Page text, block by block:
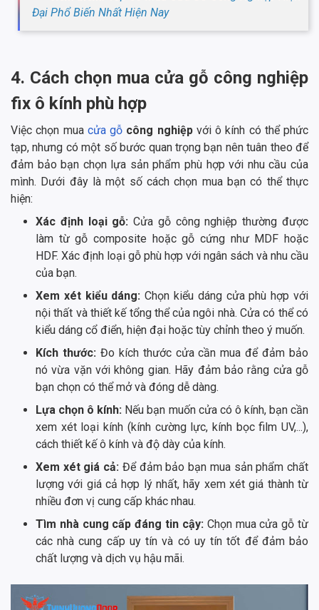
Đại Phổ Biến Nhất Hiện Nay
4. Cách chọn mua cửa gỗ công nghiệp
fix ô kính phù hợp
Việc chọn mua cửa gỗ công nghiệpvới ô kính có thể phức
tạp, nhưng có một số bước quan trọng bạn nên tuân theo để
đảm bảo bạn chọn lựa sản phẩm phù hợp với nhu cầu của
mình. Dưới đây là một số cách chọn mua bạn có thể thực
hiện:
Xác định loại gỗ:Cửa gỗ công nghiệp thường được
làm từ gỗ composite hoặc gỗ cứng như MDF hoặc
HDF. Xác định loại gỗ phù hợp với ngân sách và nhu cầu
của bạn.
Xem xét kiểu dáng:Chọn kiểu dáng cửa phù hợp với
nội thất và thiết kế tổng thể của ngôi nhà. Cửa có thể có
kiểu dáng cổ điển, hiện đại hoặc tùy chỉnh theo ý muốn.
Kích thước: Đo kích thước cửa cần mua để đảm bảo
nó vừa vặn với không gian. Hãy đảm bảo rằng cửa gỗ
bạn chọn có thể mở và đóng dễ dàng.
Lựa chọn ô kính: Nếu bạn muốn cửa có ô kính, bạn cần
xem xét loại kính (kính cường lực, kính bọc film UV,...),
cách thiết kế ô kính và độ dày của kính.
Xem xét giá cả: Để đảm bảo bạn mua sản phẩm chất
lượng với giá cả hợp lý nhất, hãy xem xét giá thành từ
nhiều đơn vị cung cấp khác nhau.
Tìm nhà cung cấp đáng tin cậy: Chọn mua cửa gỗ từ
các nhà cung cấp uy tín và có uy tín tốt để đảm bảo
chất lượng và dịch vụ hậu mãi.